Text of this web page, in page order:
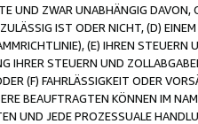
UND ZWAR UNABHÄNGIG
IST ODER NICHT, (D)
(E) IHREN
IHRER STEUERN UND
(F) FAHRLÄSSIGKEIT ODER
BEAUFTRAGTEN KÖNNEN IM
UND JEDE PROZESSUALE